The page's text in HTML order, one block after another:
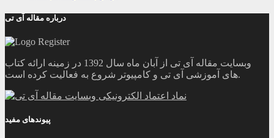
درباره مقاله آی تی
وبسایت مقاله آی تی از آبان ماه سال 1392 در زمینه ارائه کتاب
های آموزشی آی تی و کامپیوتر شروع به فعالیت کرده است.
پیوندهای مفید